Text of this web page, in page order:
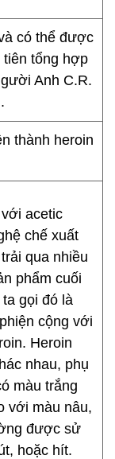
có thể được
tổng hợp
Anh C.R.
acetic
chế xuất
qua nhiều
phẩm cuối
gọi đó là
cộng với
Heroin
nhau, phụ
màu trắng
với màu nâu,
được sử
hoặc hít.